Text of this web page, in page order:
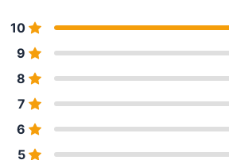
10
9
8
7
6
5